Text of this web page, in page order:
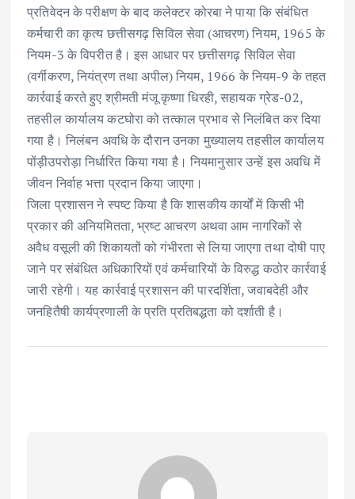
प्रतिवेदन के परीक्षण के बाद कलेक्टर कोरबा ने पाया कि संबंधित
कर्मचारी का कृत्य छत्तीसगढ़ सिविल सेवा (आचरण) नियम, 1965 के
नियम-3 के विपरीत है। इस आधार पर छत्तीसगढ़ सिविल सेवा
(वर्गीकरण, नियंत्रण तथा अपील) नियम, 1966 के नियम-9 के तहत
कार्रवाई करते हुए श्रीमती मंजू कृष्णा धिरही, सहायक ग्रेड-02,
तहसील कार्यालय कटघोरा को तत्काल प्रभाव से निलंबित कर दिया
गया है। निलंबन अवधि के दौरान उनका मुख्यालय तहसील कार्यालय
पोंड़ीउपरोड़ा निर्धारित किया गया है। नियमानुसार उन्हें इस अवधि में
जीवन निर्वाह भत्ता प्रदान किया जाएगा।
जिला प्रशासन ने स्पष्ट किया है कि शासकीय कार्यों में किसी भी
प्रकार की अनियमितता, भ्रष्ट आचरण अथवा आम नागरिकों से
अवैध वसूली की शिकायतों को गंभीरता से लिया जाएगा तथा दोषी पाए
जाने पर संबंधित अधिकारियों एवं कर्मचारियों के विरुद्ध कठोर कार्रवाई
जारी रहेगी। यह कार्रवाई प्रशासन की पारदर्शिता, जवाबदेही और
जनहितैषी कार्यप्रणाली के प्रति प्रतिबद्धता को दर्शाती है।